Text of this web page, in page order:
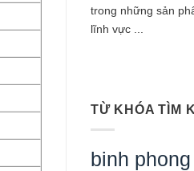
trong những sản
lĩnh vực ...
TỪ KHÓA TÌM
binh